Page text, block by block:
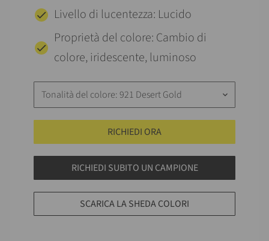
Livello di lucentezza: Lucido
Proprietà del colore: Cambio di
colore, iridescente, luminoso
Tonalità del colore: 921 Desert Gold keyboard_arrow_down
RICHIEDI ORA
RICHIEDI SUBITO UN CAMPIONE
SCARICA LA SHEDA COLORI